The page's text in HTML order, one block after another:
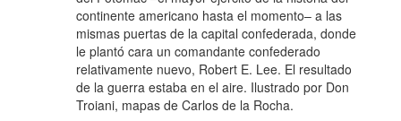
continente americano hasta el momento– a las
mismas puertas de la capital confederada, donde
le plantó cara un comandante confederado
relativamente nuevo, Robert E. Lee. El resultado
de la guerra estaba en el aire. Ilustrado por Don
Troiani, mapas de Carlos de la Rocha.